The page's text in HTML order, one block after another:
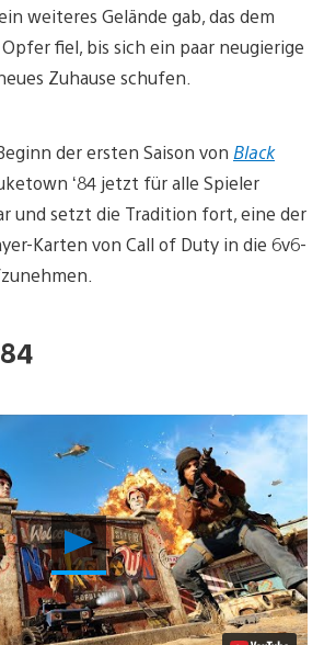
weiteres Gelände gab, das dem
fiel, bis sich ein paar neugierige
Zuhause schufen.
der ersten Saison von Black
‘84 jetzt für alle Spieler
und setzt die Tradition fort, eine der
Karten von Call of Duty in die 6v6-
Video
abspielen